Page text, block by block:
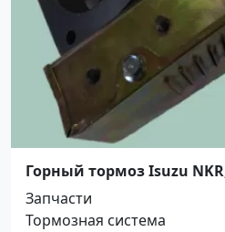
Горный тормоз Isuzu
Краснодар
Запчасти
Тормозная система